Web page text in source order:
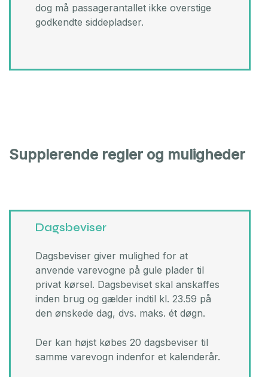
dog må passagerantallet ikke overstige
godkendte siddepladser.
Supplerende regler og muligheder
Dagsbeviser
Dagsbeviser giver mulighed for at
anvende varevogne på gule plader til
privat kørsel. Dagsbeviset skal anskaffes
inden brug og gælder indtil kl. 23.59 på
den ønskede dag, dvs. maks. ét døgn.​
Der kan højst købes 20 dagsbeviser til
samme varevogn indenfor et kalenderår.​